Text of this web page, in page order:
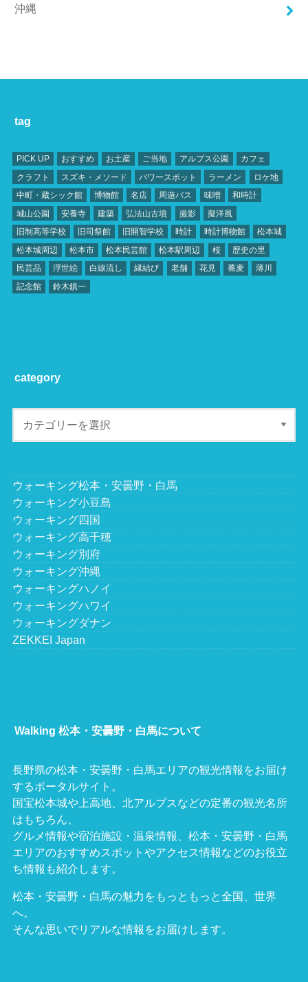
沖縄
tag
PICK UP おすすめ お土産 ご当地 アルプス公園
カフェ
クラフト
スズキ・メソード パワースポット ラーメン
ロケ地
中町・蔵シック館
博物館 名店 周遊バス 味噌
和時計
城山公園
安養寺 建築 弘法山古墳 撮影
擬洋風
旧制高等学校
旧司祭館 旧開智学校 時計 時計博物館
松本城
松本城周辺
松本市 松本民芸館 松本駅周辺 桜
歴史の里
民芸品
浮世絵 白線流し 縁結び 老舗 花見 蕎麦
薄川
記念館
鈴木鎮一
category
ウォーキング松本・安曇野・白馬
ウォーキング小豆島
ウォーキング四国
ウォーキング高千穂
ウォーキング別府
ウォーキング沖縄
ウォーキングハノイ
ウォーキングハワイ
ウォーキングダナン
ZEKKEI Japan
Walking 松本・安曇野・白馬について
長野県の松本・安曇野・白馬エリアの観光情報をお届け
するポータルサイト。
国宝松本城や上高地、北アルプスなどの定番の観光名所
はもちろん、
グルメ情報や宿泊施設・温泉情報、松本・安曇野・白馬
エリアのおすすめスポットやアクセス情報などのお役立
ち情報も紹介します。
松本・安曇野・白馬の魅力をもっともっと全国、世界
へ。
そんな思いでリアルな情報をお届けします。